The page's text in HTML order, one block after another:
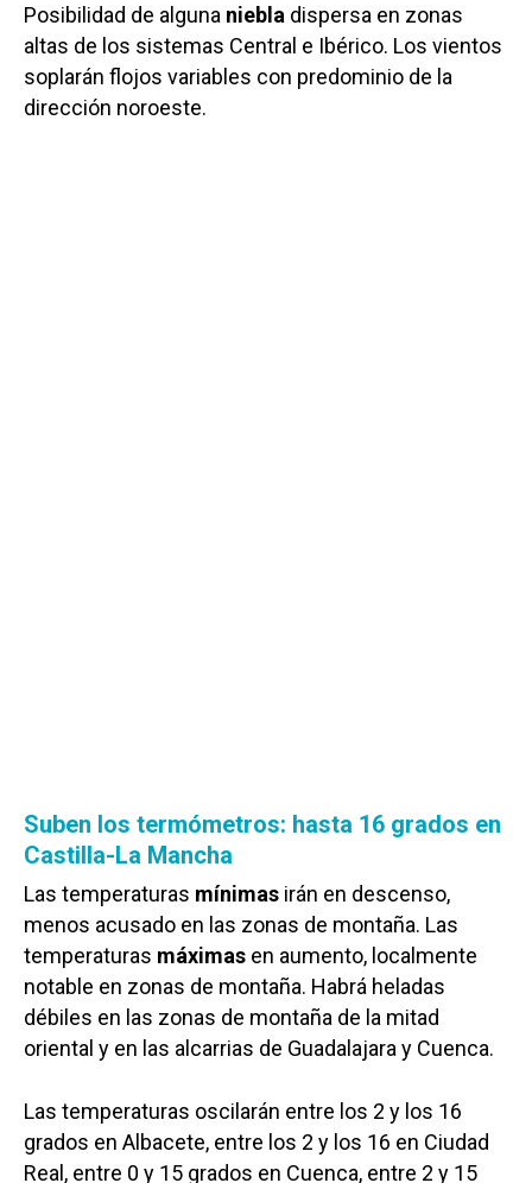
Posibilidad de alguna niebla dispersa en zonas
altas de los sistemas Central e Ibérico. Los vientos
soplarán flojos variables con predominio de la
dirección noroeste.
Suben los termómetros: hasta 16 grados en
Castilla-La Mancha
Las temperaturas mínimas irán en descenso,
menos acusado en las zonas de montaña. Las
temperaturas máximas en aumento, localmente
notable en zonas de montaña. Habrá heladas
débiles en las zonas de montaña de la mitad
oriental y en las alcarrias de Guadalajara y Cuenca.
Las temperaturas oscilarán entre los 2 y los 16
grados en Albacete, entre los 2 y los 16 en Ciudad
Real, entre 0 y 15 grados en Cuenca, entre 2 y 15